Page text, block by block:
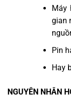
Máy
gian
Pin
Hay
NGUYÊN NHÂN